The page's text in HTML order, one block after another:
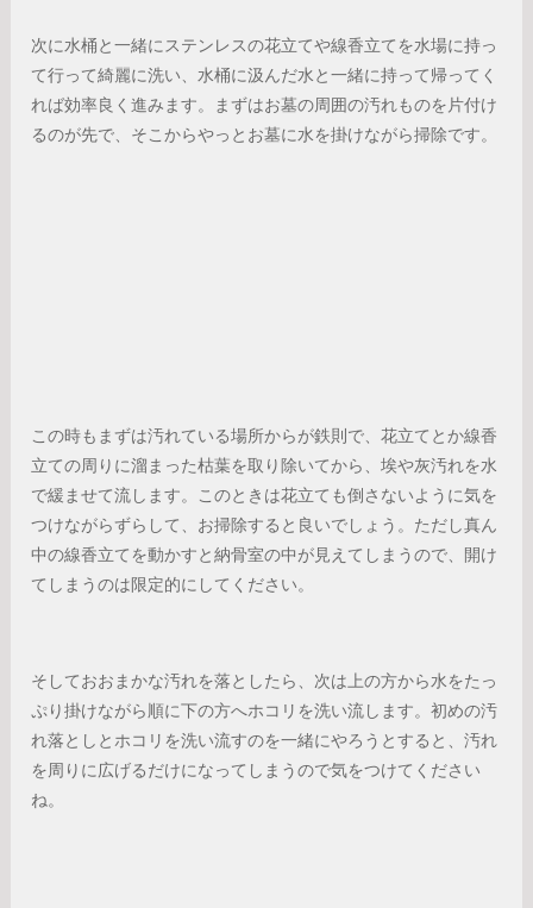
次に水桶と一緒にステンレスの花立てや線香立てを水場に持っ
て行って綺麗に洗い、水桶に汲んだ水と一緒に持って帰ってく
れば効率良く進みます。まずはお墓の周囲の汚れものを片付け
るのが先で、そこからやっとお墓に水を掛けながら掃除です。
この時もまずは汚れている場所からが鉄則で、花立てとか線香
立ての周りに溜まった枯葉を取り除いてから、埃や灰汚れを水
で緩ませて流します。このときは花立ても倒さないように気を
つけながらずらして、お掃除すると良いでしょう。ただし真ん
中の線香立てを動かすと納骨室の中が見えてしまうので、開け
てしまうのは限定的にしてください。
そしておおまかな汚れを落としたら、次は上の方から水をたっ
ぷり掛けながら順に下の方へホコリを洗い流します。初めの汚
れ落としとホコリを洗い流すのを一緒にやろうとすると、汚れ
を周りに広げるだけになってしまうので気をつけてください
ね。